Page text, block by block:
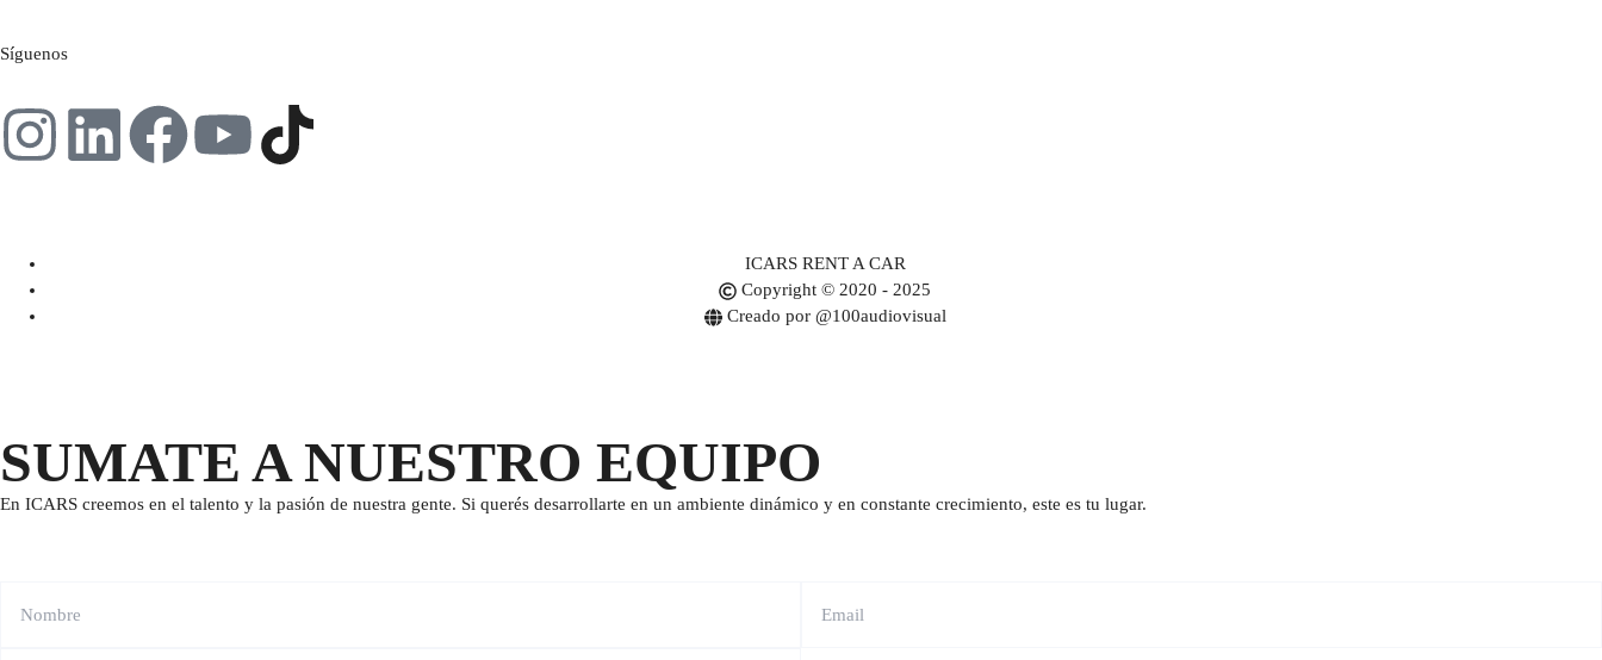
Síguenos
ICARS RENT A CAR
Copyright © 2020 - 2025
Creado por @100audiovisual
SUMATE A NUESTRO EQUIPO
En ICARS creemos en el talento y la pasión de nuestra gente. Si querés desarrollarte en un ambiente dinámico y en constante crecimiento, este es tu lugar.